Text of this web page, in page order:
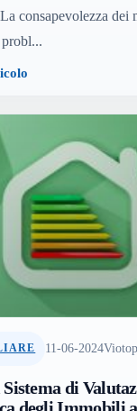
consapevolezza dei
11-06-2024
di